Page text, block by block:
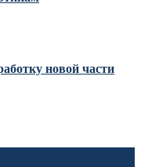
новой части